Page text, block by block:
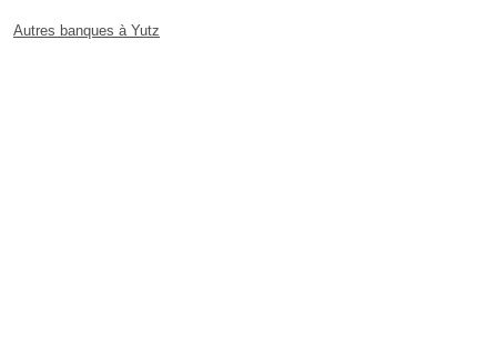
Autres banques à Yutz